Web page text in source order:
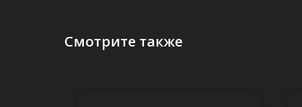
Смотрите также